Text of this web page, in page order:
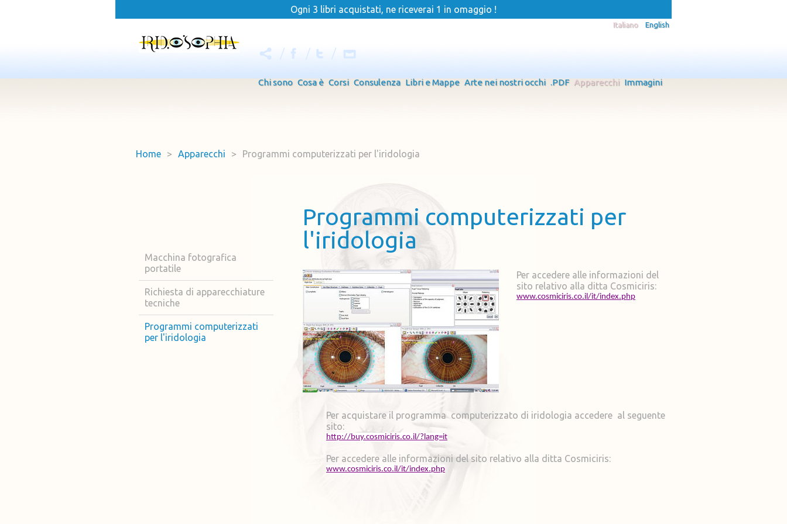
Ogni 3 libri acquistati, ne riceverai 1 in omaggio !
Italiano English
Chi sono Cosa è Corsi Consulenza Libri e Mappe Arte nei nostri occhi .PDF Apparecchi Immagini
Home > Apparecchi > Programmi computerizzati per l'iridologia
Macchina fotografica
portatile
Richiesta di apparecchiature
tecniche
Programmi computerizzati
per l'iridologia
Programmi computerizzati per
l'iridologia
Per accedere alle informazioni del
sito relativo alla ditta Cosmiciris:
www.cosmiciris.co.il/it/index.php
Per acquistare il programma computerizzato di iridologia accedere al seguente
sito:
http://buy.cosmiciris.co.il/?lang=it
Per accedere alle informazioni del sito relativo alla ditta Cosmiciris:
www.cosmiciris.co.il/it/index.php